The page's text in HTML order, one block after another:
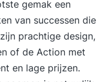
en stakeholders
Iets voor jou De
Managers’
inzicht willen
gemak een
van successen die
prachtige design,
of de Action met
en lage prijzen.